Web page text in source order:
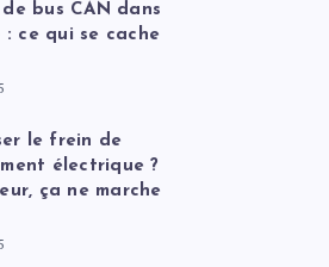
de bus CAN dans
ce qui se cache
le frein de
électrique ?
ça ne marche